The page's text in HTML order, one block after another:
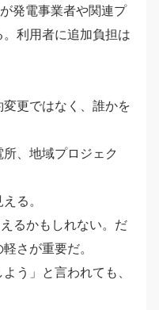
発電事業者や関連プ
利用者に追加負担は
更ではなく、誰かを
、地域プロジェク
る。
るかもしれない。だ
さが重要だ。
う」と言われても、